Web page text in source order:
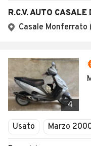
R.C.V. AUTO
Casale Monferrato
4
Usato Marzo